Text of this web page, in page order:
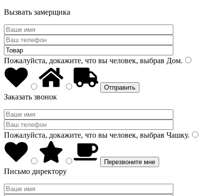
Вызвать замерщика
Пожалуйста, докажите, что вы человек, выбрав Дом.
Заказать звонок
Пожалуйста, докажите, что вы человек, выбрав Чашку.
Письмо директору